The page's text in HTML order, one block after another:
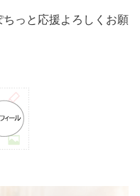
っと応援よろしくお願